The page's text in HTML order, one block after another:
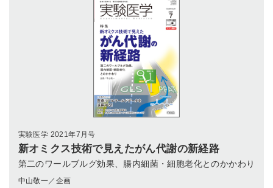
実験医学 2021年7月号
新オミクス技術で見えたがん代謝の新経路
第二のワールブルグ効果、腸内細菌・細胞老化とのかかわり
中山敬一／企画